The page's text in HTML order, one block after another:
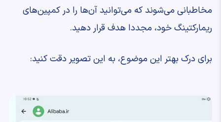
مخاطبانی می‌شوند که می‌توانید آن‌ها را در کمپین‌های
ریمارکتینگ خود، مجددا هدف قرار دهید.
برای درک بهتر این موضوع، به این تصویر دقت کنید: